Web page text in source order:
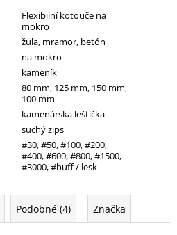
Flexibilní kotouče na
mokro
žula, mramor, betón
na mokro
kameník
80 mm, 125 mm, 150 mm,
100 mm
kamenárska leštička
suchý zips
#30, #50, #100, #200,
#400, #600, #800, #1500,
#3000, #buff / lesk
Podobné (4) Značka